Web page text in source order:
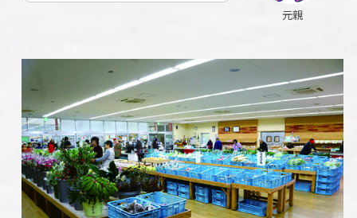
元親